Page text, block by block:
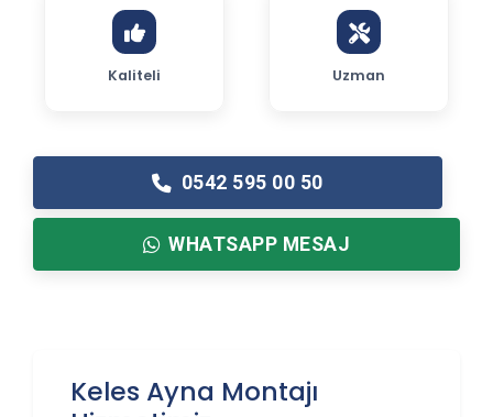
Kaliteli Uzman
0542 595 00 50
WHATSAPP MESAJ
Keles Ayna Montajı